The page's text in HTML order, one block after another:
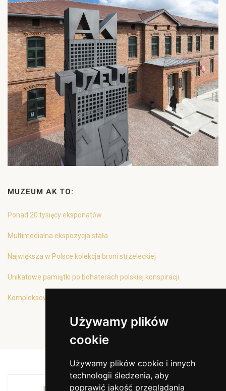
Używamy plików
cookie
Używamy plików cookie i innych
technologii śledzenia, aby
poprawić jakość przeglądania
MUZEUM AK TO:
Ponad 20 tysięcy eksponatów
Multimedialna ekspozycja stała
Największa w Polsce kolekcja broni strzeleckiej
Unikatowe pamiątki po bohaterach polskiej konspiracji
Kompleksowa oferta edukacyjna
INSTYTUCJA KULTURY MIASTA KRAKOWA I